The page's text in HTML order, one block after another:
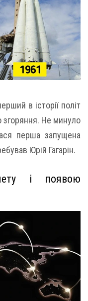
в історії політ
згоряння. Не минуло
перша запущена
Юрій Гагарін.
і появою